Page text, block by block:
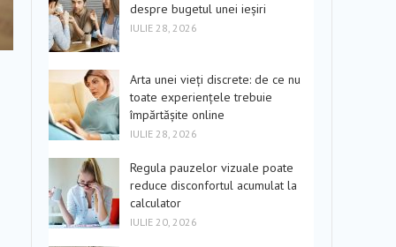
despre bugetul unei ieșiri
IULIE 28, 2026
Arta unei vieți discrete: de ce nu
toate experiențele trebuie
împărtășite online
IULIE 28, 2026
Regula pauzelor vizuale poate
reduce disconfortul acumulat la
calculator
IULIE 20, 2026